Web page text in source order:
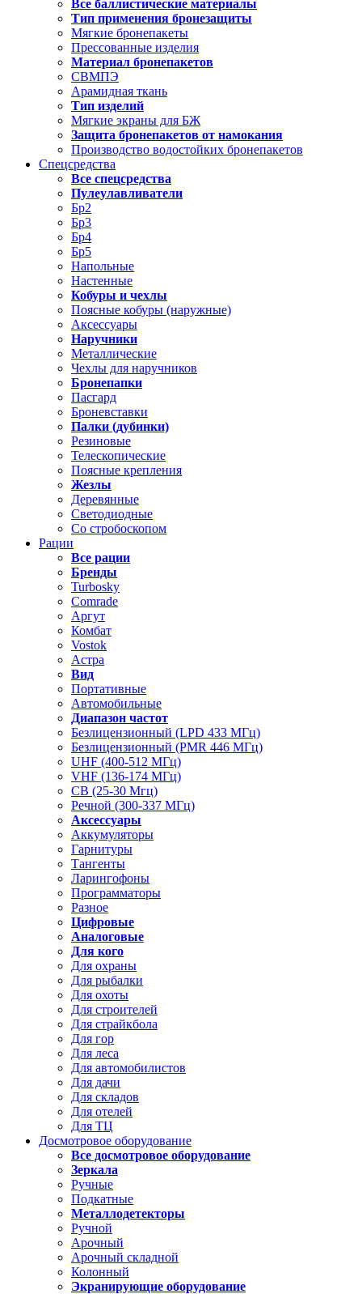
Все баллистические материалы
Тип применения бронезащиты
Мягкие бронепакеты
Прессованные изделия
Материал бронепакетов
СВМПЭ
Арамидная ткань
Тип изделий
Мягкие экраны для БЖ
Защита бронепакетов от намокания
Производство водостойких бронепакетов
Спецсредства
Все спецсредства
Пулеулавливатели
Бр2
Бр3
Бр4
Бр5
Напольные
Настенные
Кобуры и чехлы
Поясные кобуры (наружные)
Аксессуары
Наручники
Металлические
Чехлы для наручников
Бронепапки
Пасгард
Броневставки
Палки (дубинки)
Резиновые
Телескопические
Поясные крепления
Жезлы
Деревянные
Светодиодные
Со стробоскопом
Рации
Все рации
Бренды
Turbosky
Comrade
Аргут
Комбат
Vostok
Астра
Вид
Портативные
Автомобильные
Диапазон частот
Безлицензионный (LPD 433 МГц)
Безлицензионный (PMR 446 МГц)
UHF (400-512 МГц)
VHF (136-174 МГц)
CB (25-30 Мгц)
Речной (300-337 МГц)
Аксессуары
Аккумуляторы
Гарнитуры
Тангенты
Ларингофоны
Программаторы
Разное
Цифровые
Аналоговые
Для кого
Для охраны
Для рыбалки
Для охоты
Для строителей
Для страйкбола
Для гор
Для леса
Для автомобилистов
Для дачи
Для складов
Для отелей
Для ТЦ
Досмотровое оборудование
Все досмотровое оборудование
Зеркала
Ручные
Подкатные
Металлодетекторы
Ручной
Арочный
Арочный складной
Колонный
Экранирующие оборудование